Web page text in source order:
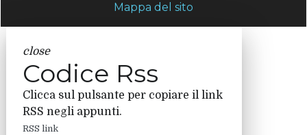
Mappa del sito
close
Codice Rss
Clicca sul pulsante per copiare il link
RSS negli appunti.
RSS link